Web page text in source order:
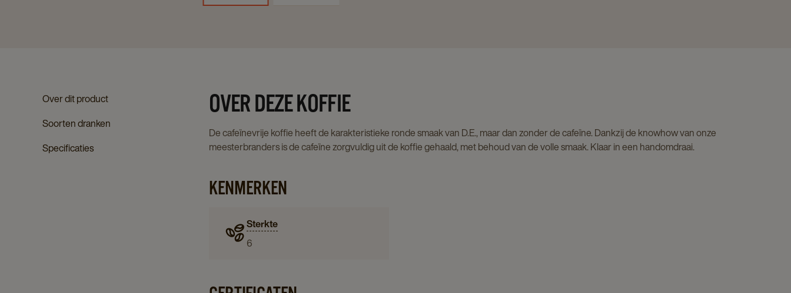
Over dit product
Soorten dranken
Specificaties
OVER DEZE KOFFIE
De cafeïnevrije koffie heeft de karakteristieke ronde smaak van D.E., maar dan zonder de cafeïne. Dankzij de knowhow van onze
meesterbranders is de cafeïne zorgvuldig uit de koffie gehaald, met behoud van de volle smaak. Klaar in een handomdraai.
KENMERKEN
Sterkte
6